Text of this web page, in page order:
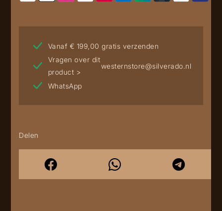
Vanaf € 199,00 gratis verzenden
Vragen over dit
product >
westernstore@silverado.nl
WhatsApp
Delen